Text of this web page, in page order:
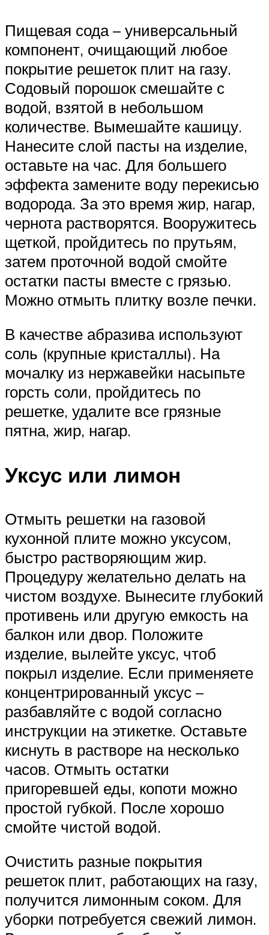
Пищевая сода – универсальный
компонент, очищающий любое
покрытие решеток плит на газу.
Содовый порошок смешайте с
водой, взятой в небольшом
количестве. Вымешайте кашицу.
Нанесите слой пасты на изделие,
оставьте на час. Для большего
эффекта замените воду перекисью
водорода. За это время жир, нагар,
чернота растворятся. Вооружитесь
щеткой, пройдитесь по прутьям,
затем проточной водой смойте
остатки пасты вместе с грязью.
Можно отмыть плитку возле печки.
В качестве абразива используют
соль (крупные кристаллы). На
мочалку из нержавейки насыпьте
горсть соли, пройдитесь по
решетке, удалите все грязные
пятна, жир, нагар.
Уксус или лимон
Отмыть решетки на газовой
кухонной плите можно уксусом,
быстро растворяющим жир.
Процедуру желательно делать на
чистом воздухе. Вынесите глубокий
противень или другую емкость на
балкон или двор. Положите
изделие, вылейте уксус, чтоб
покрыл изделие. Если применяете
концентрированный уксус –
разбавляйте с водой согласно
инструкции на этикетке. Оставьте
киснуть в растворе на несколько
часов. Отмыть остатки
пригоревшей еды, копоти можно
простой губкой. После хорошо
смойте чистой водой.
Очистить разные покрытия
решеток плит, работающих на газу,
получится лимонным соком. Для
уборки потребуется свежий лимон.